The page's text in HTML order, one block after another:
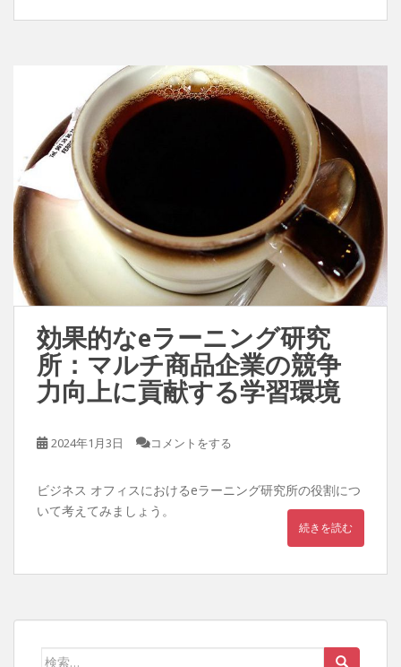
効果的なeラーニング研究
所：マルチ商品企業の競争
力向上に貢献する学習環境
2024年1月3日 コメントをする
ビジネス オフィスにおけるeラーニング研究所の役割につ
いて考えてみましょう。
続きを読む
検索: